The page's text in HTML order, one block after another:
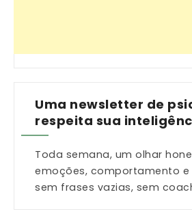
Uma newsletter de
respeita sua
Toda semana, um olhar
emoções, comportamento e
sem frases vazias, sem